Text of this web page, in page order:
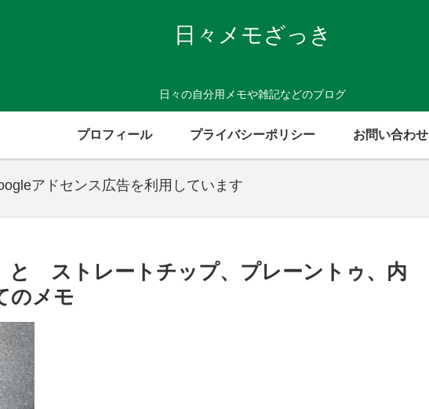
日々メモざっき
日々の自分用メモや雑記などのブログ
プロフィール プライバシーポリシー お問い合わせ
アドセンス広告を利用しています
と ストレートチップ、プレーントゥ、内
のメモ